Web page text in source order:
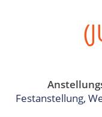
Festanstellung,